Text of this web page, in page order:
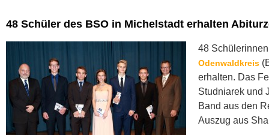
48 Schüler des BSO in Michelstadt erhalten
48
Odenwaldkreis
erhalten. Das
Studniarek und
Band aus den
Auszug aus